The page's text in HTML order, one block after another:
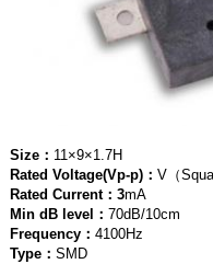
Size： 11×9×1.7H
Rated Voltage(Vp-p)： V（
Rated Current：3mA
Min dB level： 70dB/10cm
Frequency： 4100Hz
Type： SMD